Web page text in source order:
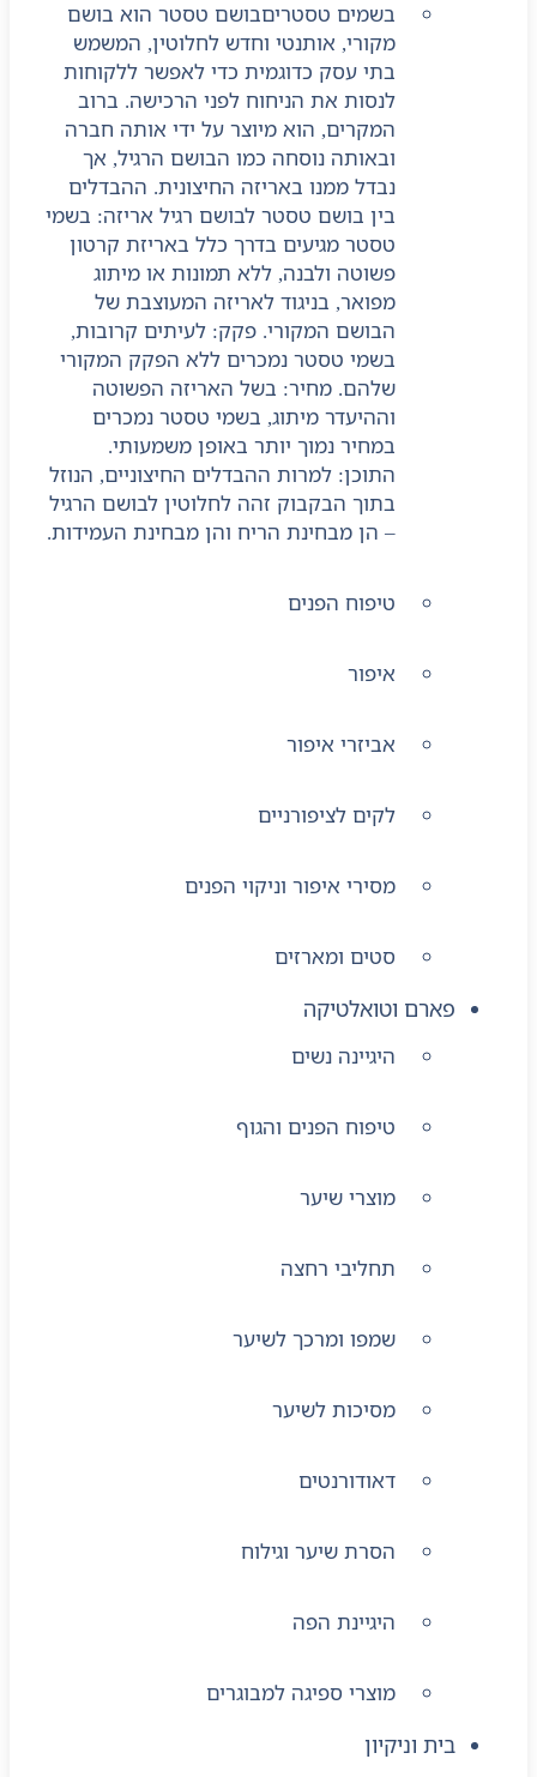
בשמים טסטריםבושם טסטר הוא בושם
מקורי, אותנטי וחדש לחלוטין, המשמש
בתי עסק כדוגמית כדי לאפשר ללקוחות
לנסות את הניחוח לפני הרכישה. ברוב
המקרים, הוא מיוצר על ידי אותה חברה
ובאותה נוסחה כמו הבושם הרגיל, אך
נבדל ממנו באריזה החיצונית. ההבדלים
בין בושם טסטר לבושם רגיל אריזה: בשמי
טסטר מגיעים בדרך כלל באריזת קרטון
פשוטה ולבנה, ללא תמונות או מיתוג
מפואר, בניגוד לאריזה המעוצבת של
הבושם המקורי. פקק: לעיתים קרובות,
בשמי טסטר נמכרים ללא הפקק המקורי
שלהם. מחיר: בשל האריזה הפשוטה
וההיעדר מיתוג, בשמי טסטר נמכרים
במחיר נמוך יותר באופן משמעותי.
התוכן: למרות ההבדלים החיצוניים, הנוזל
בתוך הבקבוק זהה לחלוטין לבושם הרגיל
– הן מבחינת הריח והן מבחינת העמידות.
טיפוח הפנים
איפור
אביזרי איפור
לקים לציפורניים
מסירי איפור וניקוי הפנים
סטים ומארזים
פארם וטואלטיקה
היגיינה נשים
טיפוח הפנים והגוף
מוצרי שיער
תחליבי רחצה
שמפו ומרכך לשיער
מסיכות לשיער
דאודורנטים
הסרת שיער וגילוח
היגיינת הפה
מוצרי ספיגה למבוגרים
בית וניקיון